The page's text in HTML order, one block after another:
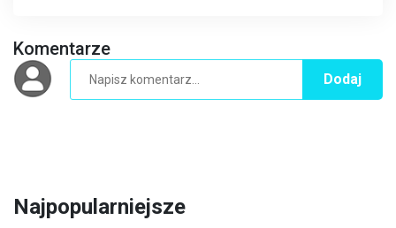
Komentarze
Dodaj
Najpopularniejsze